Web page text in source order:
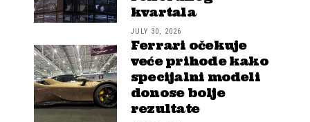
kvartala
JULY 30, 2026
Ferrari očekuje
veće prihode kako
specijalni modeli
donose bolje
rezultate